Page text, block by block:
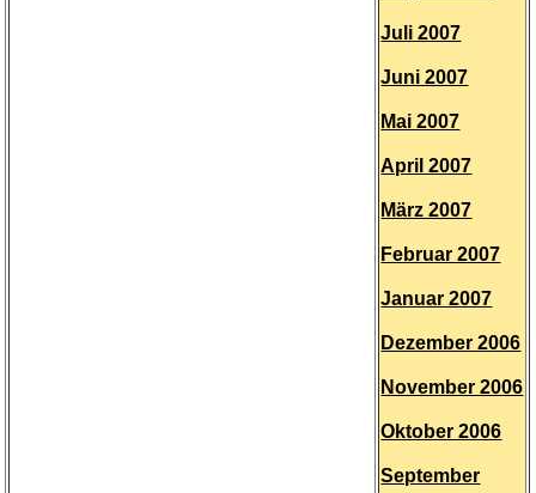
Juli 2007
Juni 2007
Mai 2007
April 2007
März 2007
Februar 2007
Januar 2007
Dezember 2006
November 2006
Oktober 2006
September